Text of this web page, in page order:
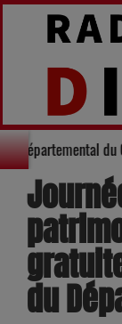
Le Conseil
du